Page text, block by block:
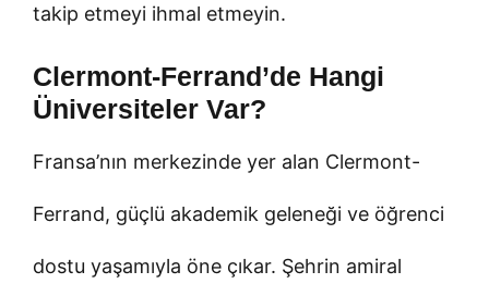
takip etmeyi ihmal etmeyin.
Clermont-Ferrand’de Hangi
Üniversiteler Var?
Fransa’nın merkezinde yer alan Clermont-
Ferrand, güçlü akademik geleneği ve öğrenci
dostu yaşamıyla öne çıkar. Şehrin amiral